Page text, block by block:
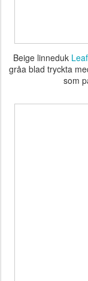
Beige linneduk
gråa blad tryckta
som